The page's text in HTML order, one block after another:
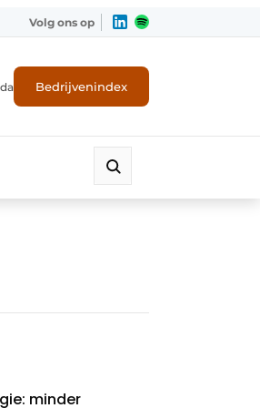
Volg ons op
Bedrijvenindex
minder